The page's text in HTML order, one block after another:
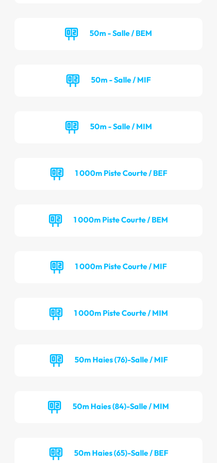
50m - Salle / BEM
50m - Salle / MIF
50m - Salle / MIM
1 000m Piste Courte / BEF
1 000m Piste Courte / BEM
1 000m Piste Courte / MIF
1 000m Piste Courte / MIM
50m Haies (76)-Salle / MIF
50m Haies (84)-Salle / MIM
50m Haies (65)-Salle / BEF